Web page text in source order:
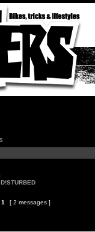
D!STURBED
1 [ 2 messages ]